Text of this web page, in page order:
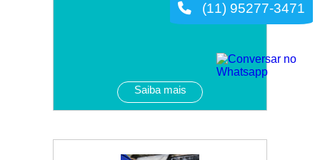
Saiba mais
(11) 95277-3471